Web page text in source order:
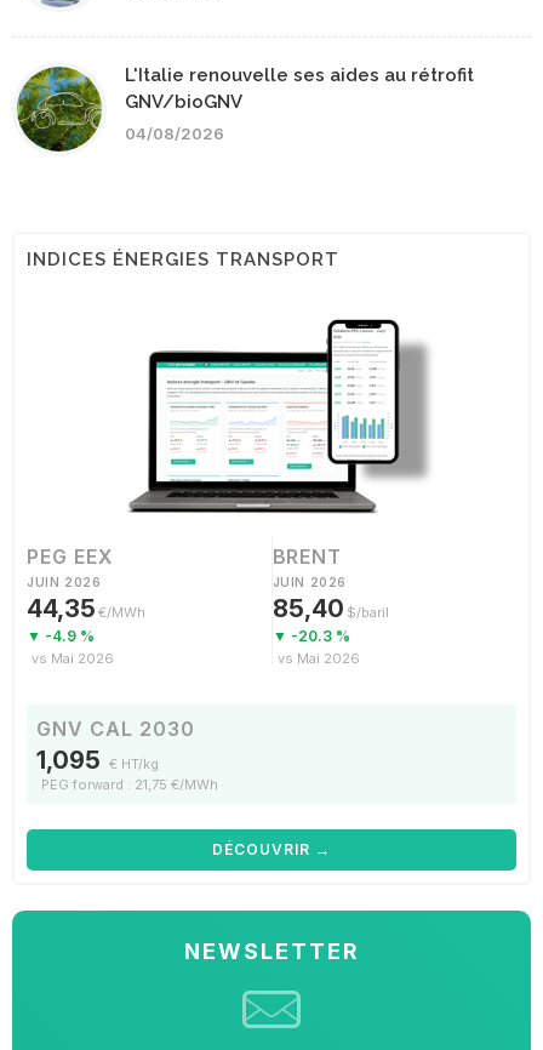
L'Italie renouvelle ses aides au rétrofit
GNV/bioGNV
04/08/2026
INDICES ÉNERGIES TRANSPORT
PEG EEX
JUIN 2026
44,35 €/MWh
▼ -4.9 %
vs Mai 2026
BRENT
JUIN 2026
85,40 $/baril
▼ -20.3 %
vs Mai 2026
GNV CAL 2030
1,095 € HT/kg
PEG forward : 21,75 €/MWh
DÉCOUVRIR →
NEWSLETTER